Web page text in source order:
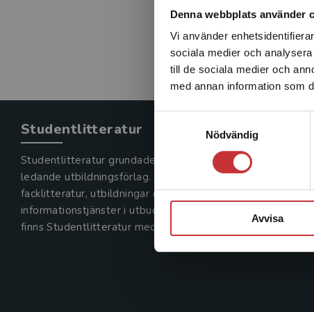
Denna webbplats använder
Vi använder
sociala medier och
till de sociala medier och
med annan information som
Nödvändig
Avvisa
Studentlitteratur
Studentlitteratur grundades 1963 och är idag Sveriges
ledande utbildningsförlag. Med läromedel, kurslitteratur,
facklitteratur, utbildningar och digitala
informationstjänster i utbudet,
finns Studentlitteratur med längs hela kunskapsresan.